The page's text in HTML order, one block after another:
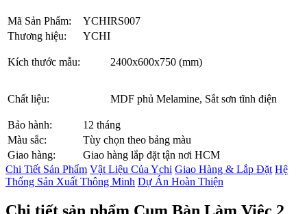
Mã Sản Phẩm:
YCHIRS007
Thương hiệu:
YCHI
Kích thước mẫu: 2400x600x750 (mm)
Chất liệu: MDF phủ Melamine, Sắt sơn tĩnh điện
Bảo hành:
12 tháng
Màu sắc:
Tùy chọn theo bảng màu
Giao hàng:
Giao hàng lắp đặt tận nơi HCM
Chi Tiết Sản Phẩm Vật Liệu Của Ychi Giao Hàng & Lắp Đặt Hệ
Thống Sản Xuất Thông Minh Dự Án Hoàn Thiện